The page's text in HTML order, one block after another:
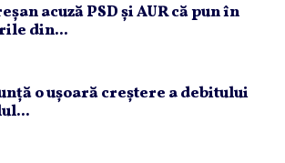
acuză PSD şi AUR că pun în
din...
o uşoară creştere a debitului